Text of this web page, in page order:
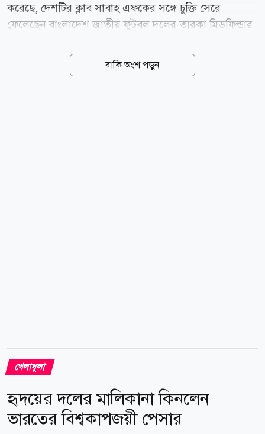
করেছে, দেশটির ক্লাব সাবাহ এফকের সঙ্গে চুক্তি সেরে
ফেলেছেন বাংলাদেশ জাতীয় ফুটবল দলের তারকা মিডফিল্ডার
সিটির সঙ্গে ২১ বছরের সম্পর্ক ছিন্ন হবে হামজার। গত মৌসুমে
বাজে পারফরম্যান্সের পর লেস্টার ইংলিশ ক্লাব ফুটবলের তৃতীয়
বাকি অংশ পড়ুন
খেলাধুলা
হৃদয়ের দলের মালিকানা কিনলেন
ভারতের বিশ্বকাপজয়ী পেসার